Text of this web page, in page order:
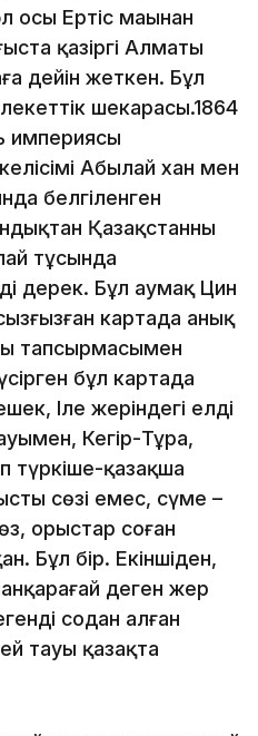
Ертіс маңынан
қазіргі Алматы
дейін жеткен. Бұл
шекарасы.1864
империясы
Абылай хан мен
белгіленген
Қазақстанның
тұсында
дерек. Бұл аумақ Цин
картада анық
тапсырмасымен
бұл картада
Іле жеріндегі елді
Кеңгір-Тұра,
түркіше-қазақша
сөзі емес, сүме –
орыстар соған
Бұл бір. Екіншіден,
деген жер
содан алған
тауы қазақта